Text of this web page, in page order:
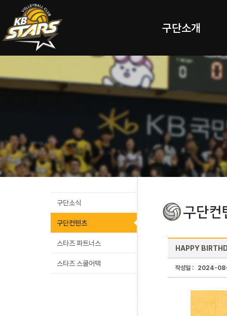
구단소개
구단소식
구단컨텐츠
스타즈 파트너스
스타즈 스쿨어택
HAPPY
작성일 : 2024-